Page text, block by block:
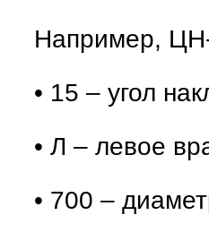
Например,
• 15 – угол
• Л – левое
• 700 –